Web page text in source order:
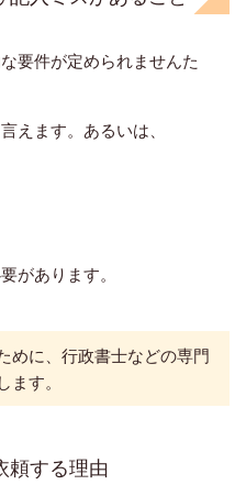
要件が定められませんた
えます。あるいは、
があります。
めに、行政書士などの専門
す。
頼する理由